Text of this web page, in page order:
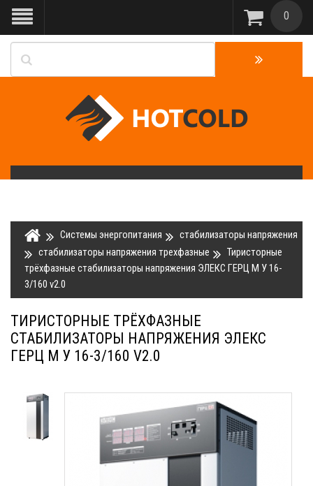
0
Системы энергопитания
стабилизаторы напряжения
стабилизаторы напряжения трехфазные
Тиристорные
трёхфазные стабилизаторы напряжения ЭЛЕКС ГЕРЦ М У 16-
3/160 v2.0
ТИРИСТОРНЫЕ ТРЁХФАЗНЫЕ
СТАБИЛИЗАТОРЫ НАПРЯЖЕНИЯ ЭЛЕКС
ГЕРЦ М У 16-3/160 V2.0